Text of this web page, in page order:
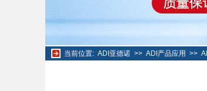
当前位置: ADI亚德诺 >> ADI产品应用 >>